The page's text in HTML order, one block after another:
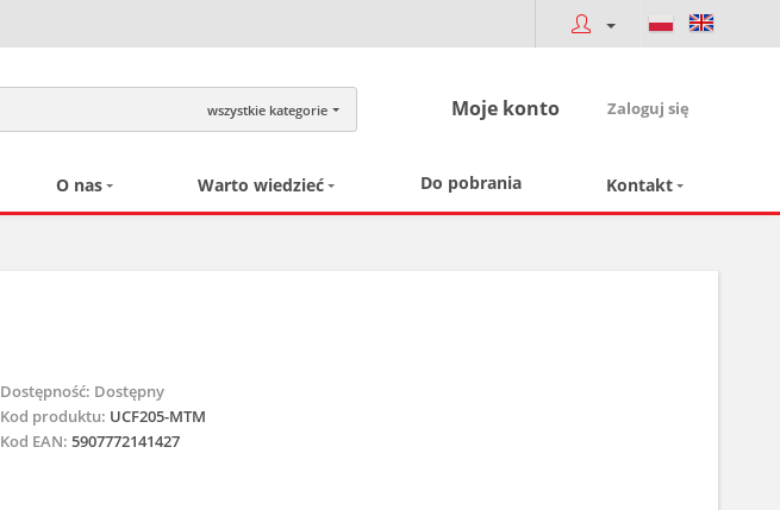
wszystkie kategorie Moje konto Zaloguj się
O nas Warto wiedzieć Do pobrania Kontakt
Dostępność: Dostępny
Kod produktu: UCF205-MTM
Kod EAN: 5907772141427